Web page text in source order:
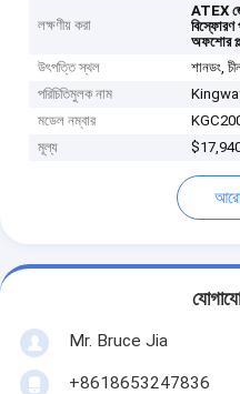
লক্ষণীয় করা
ATEX
বিস্ফোরণ
অফশোর
উৎপত্তি স্থল
শানডং,
পরিচিতিমুলক নাম
মডেল নম্বার
মূল্য
Mr. Bruce Jia
+8618653247836